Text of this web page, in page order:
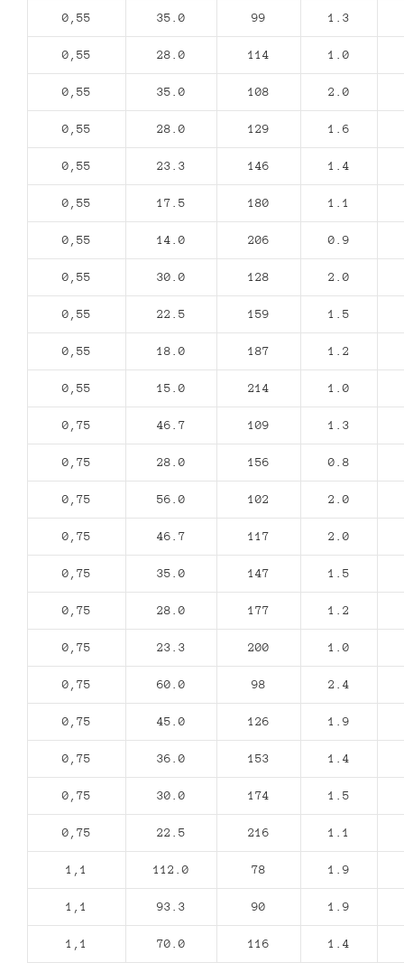
0,55 35.0 99 1.3
0,55 28.0 114 1.0
0,55 35.0 108 2.0
0,55 28.0 129 1.6
0,55 23.3 146 1.4
0,55 17.5 180 1.1
0,55 14.0 206 0.9
0,55 30.0 128 2.0
0,55 22.5 159 1.5
0,55 18.0 187 1.2
0,55 15.0 214 1.0
0,75 46.7 109 1.3
0,75 28.0 156 0.8
0,75 56.0 102 2.0
0,75 46.7 117 2.0
0,75 35.0 147 1.5
0,75 28.0 177 1.2
0,75 23.3 200 1.0
0,75 60.0 98 2.4
0,75 45.0 126 1.9
0,75 36.0 153 1.4
0,75 30.0 174 1.5
0,75 22.5 216 1.1
1,1 112.0 78 1.9
1,1 93.3 90 1.9
1,1 70.0 116 1.4